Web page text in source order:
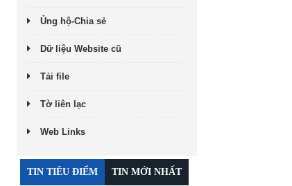
Ủng hộ-Chia sẻ
Dữ liệu Website cũ
Tải file
Tờ liên lạc
Web Links
TIN TIÊU ĐIỂM TIN MỚI NHẤT